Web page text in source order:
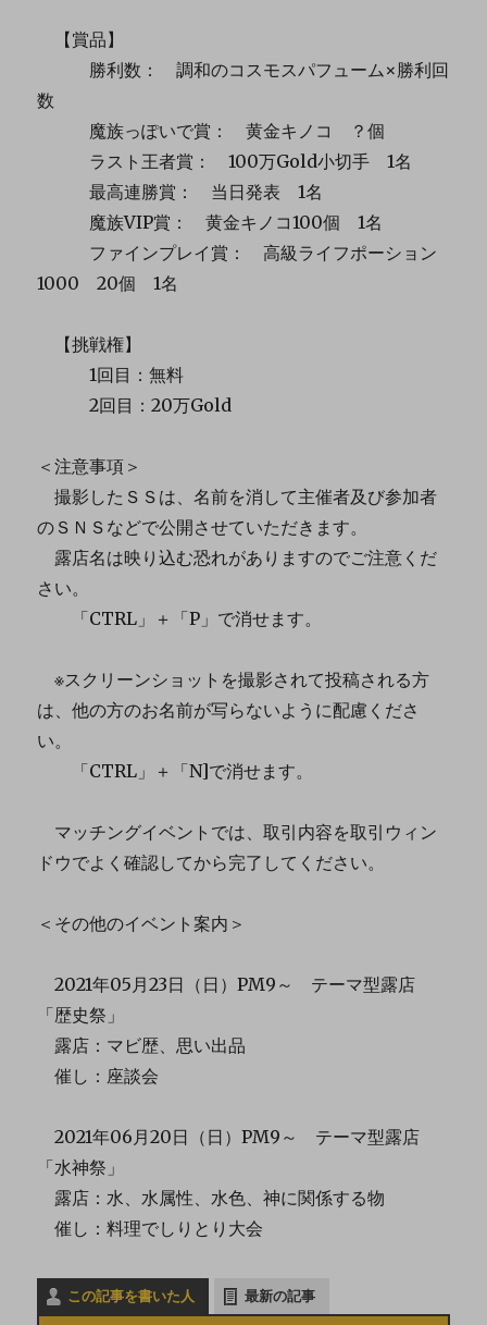
【賞品】
勝利数： 調和のコスモスパフューム×勝利回
数
魔族っぽいで賞： 黄金キノコ ？個
ラスト王者賞： 100万Gold小切手 1名
最高連勝賞： 当日発表 1名
魔族VIP賞： 黄金キノコ100個 1名
ファインプレイ賞： 高級ライフポーション
1000 20個 1名
【挑戦権】
1回目：無料
2回目：20万Gold
＜注意事項＞
撮影したＳＳは、名前を消して主催者及び参加者
のＳＮＳなどで公開させていただきます。
露店名は映り込む恐れがありますのでご注意くだ
さい。
「CTRL」＋「P」で消せます。
※スクリーンショットを撮影されて投稿される方
は、他の方のお名前が写らないように配慮くださ
い。
「CTRL」＋「N]で消せます。
マッチングイベントでは、取引内容を取引ウィン
ドウでよく確認してから完了してください。
＜その他のイベント案内＞
2021年05月23日（日）PM9～ テーマ型露店
「歴史祭」
露店：マビ歴、思い出品
催し：座談会
2021年06月20日（日）PM9～ テーマ型露店
「水神祭」
露店：水、水属性、水色、神に関係する物
催し：料理でしりとり大会
この記事を書いた人 最新の記事